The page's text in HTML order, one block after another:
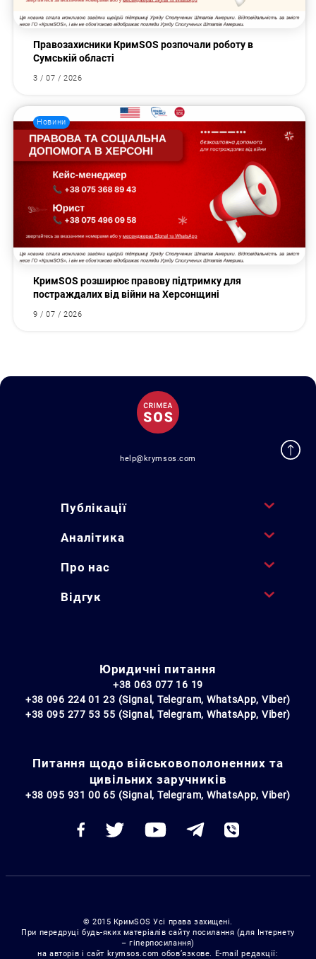
Правозахисники КримSOS розпочали роботу в
Сумській області
3 / 07 / 2026
Новини
КримSOS розширює правову підтримку для
постраждалих від війни на Херсонщині
9 / 07 / 2026
help@krymsos.com
Публікації
Аналітика
Про нас
Відгук
Юридичні питання
+38 063 077 16 19
+38 096 224 01 23 (Signal, Telegram, WhatsApp, Viber)
+38 095 277 53 55 (Signal, Telegram, WhatsApp, Viber)
Питання щодо військовополоненних та
цивільних заручників
+38 095 931 00 65 (Signal, Telegram, WhatsApp, Viber)
© 2015 КримSOS Усі права захищені.
При передруці будь-яких матеріалів сайту посилання (для Інтернету
– гіперпосилання)
на авторів і сайт krymsos.com обов’язкове. E-mail редакції: